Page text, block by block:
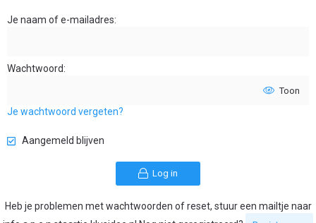
Je naam of e-mailadres
Wachtwoord
Toon
Je wachtwoord vergeten?
Aangemeld blijven
Log in
Heb je problemen met wachtwoorden of reset, stuur een mailtje naar